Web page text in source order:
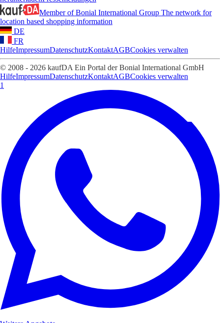
Member of Bonial International Group The network for
location based shopping information
DE
FR
HilfeImpressumDatenschutzKontaktAGBCookies verwalten
© 2008 - 2026 kaufDA Ein Portal der Bonial International GmbH
HilfeImpressumDatenschutzKontaktAGBCookies verwalten
1